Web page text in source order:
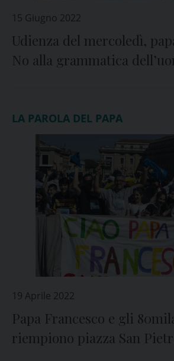
15 Giugno 2022
Udienza del mercoledì,
No alla grammatica
LA PAROLA DEL PAPA
19 Aprile 2022
Papa Francesco e gli
riempiono piazza San